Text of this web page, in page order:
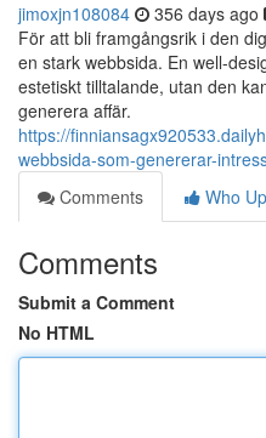
jimoxjn108084 356 days ago
För att bli framgångsrik i den
en stark webbsida. En well-
estetiskt tilltalande, utan den
generera affär.
https://
webbsida-som-genererar-
Comments
Who
Comments
Submit a Comment
No HTML